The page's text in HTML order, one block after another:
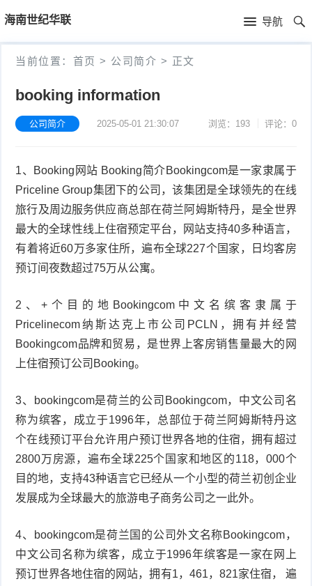
海南世纪华联 导航
首
页
首
当前位置： 首页 > 公司简介 > 正文
booking information
公司简介 2025-05-01 21:30:07 浏览：193 评论：0
1、Booking网站 Booking简介Bookingcom是一家隶属于
Priceline Group集团下的公司，该集团是全球领先的在线
旅行及周边服务供应商总部在荷兰阿姆斯特丹，是全世界
最大的全球性线上住宿预定平台，网站支持40多种语言，
有着将近60万多家住所，遍布全球227个国家，日均客房
预订间夜数超过75万从公寓。
2、+个目的地Bookingcom中文名缤客隶属于
Pricelinecom纳斯达克上市公司PCLN，拥有并经营
Bookingcom品牌和贸易，是世界上客房销售量最大的网
上住宿预订公司Booking。
3、bookingcom是荷兰的公司Bookingcom，中文公司名
称为缤客，成立于1996年，总部位于荷兰阿姆斯特丹这
个在线预订平台允许用户预订世界各地的住宿，拥有超过
2800万房源，遍布全球225个国家和地区的118，000个
目的地，支持43种语言它已经从一个小型的荷兰初创企业
发展成为全球最大的旅游电子商务公司之一此外。
4、bookingcom是荷兰国的公司外文名称Bookingcom，
中文公司名称为缤客，成立于1996年缤客是一家在网上
预订世界各地住宿的网站，拥有1，461，821家住宿， 遍